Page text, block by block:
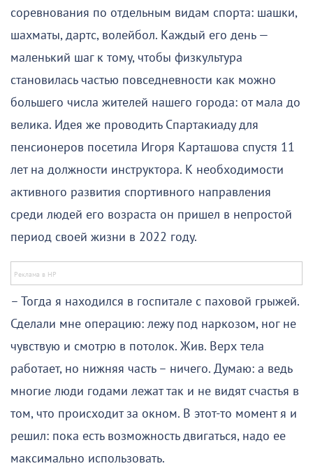
соревнования по отдельным видам спорта: шашки,
шахматы, дартс, волейбол. Каждый его день —
маленький шаг к тому, чтобы физкультура
становилась частью повседневности как можно
большего числа жителей нашего города: от мала до
велика. Идея же проводить Спартакиаду для
пенсионеров посетила Игоря Карташова спустя 11
лет на должности инструктора. К необходимости
активного развития спортивного направления
среди людей его возраста он пришел в непростой
период своей жизни в 2022 году.
– Тогда я находился в госпитале с паховой грыжей.
Сделали мне операцию: лежу под наркозом, ног не
чувствую и смотрю в потолок. Жив. Верх тела
работает, но нижняя часть – ничего. Думаю: а ведь
многие люди годами лежат так и не видят счастья в
том, что происходит за окном. В этот-то момент я и
решил: пока есть возможность двигаться, надо ее
максимально использовать.